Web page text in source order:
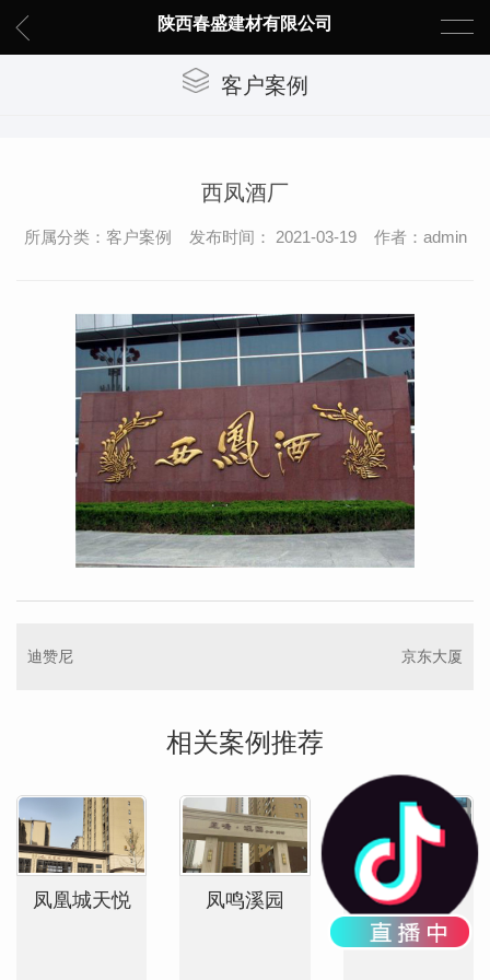
陕西春盛建材有限公司
客户案例
西凤酒厂
所属分类：客户案例 发布时间： 2021-03-19 作者：admin
迪赞尼 京东大厦
相关案例推荐
凤凰城天悦 凤鸣溪园 迪赞尼